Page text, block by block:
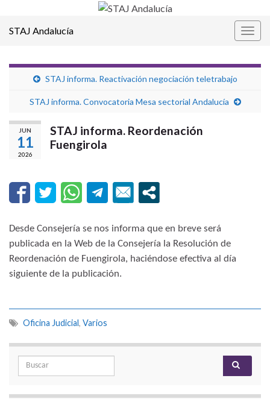
STAJ Andalucía
STAJ informa. Reactivación negociación teletrabajo
STAJ informa. Convocatoria Mesa sectorial Andalucía
JUN
11
2026
STAJ informa. Reordenación
Fuengirola
Desde Consejería se nos informa que en breve será
publicada en la Web de la Consejería la Resolución de
Reordenación de Fuengirola, haciéndose efectiva al día
siguiente de la publicación.
Oficina Judicial , Varios
Search for: